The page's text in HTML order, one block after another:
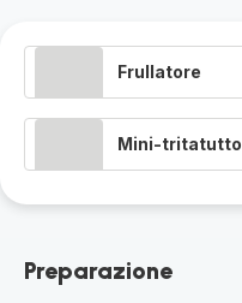
Frullatore
Mini-tritatutto
Preparazione